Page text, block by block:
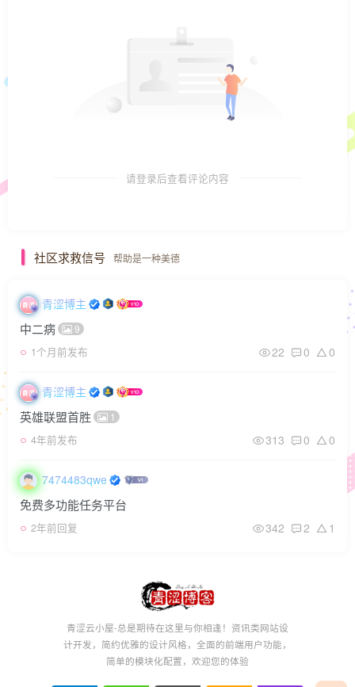
请登录后查看评论内容
社区求救信号 帮助是一种美德
青涩博主
中二病 9
1个月前发布 22 0 0
青涩博主
英雄联盟首胜 1
4年前发布 313 0 0
7474483qwe
免费多功能任务平台
2年前回复 342 2 1
青涩云小屋-总是期待在这里与你相逢！资讯类网站设
计开发，简约优雅的设计风格，全面的前端用户功能，
简单的模块化配置，欢迎您的体验